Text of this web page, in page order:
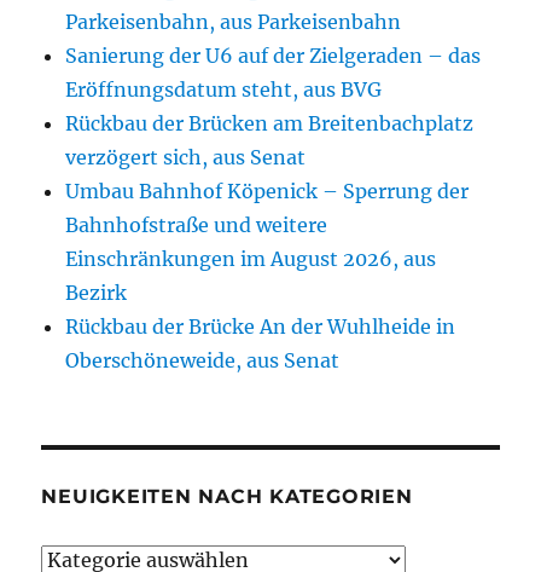
Parkeisenbahn, aus Parkeisenbahn
Sanierung der U6 auf der Zielgeraden – das
Eröffnungsdatum steht, aus BVG
Rückbau der Brücken am Breitenbachplatz
verzögert sich, aus Senat
Umbau Bahnhof Köpenick – Sperrung der
Bahnhofstraße und weitere
Einschränkungen im August 2026, aus
Bezirk
Rückbau der Brücke An der Wuhlheide in
Oberschöneweide, aus Senat
NEUIGKEITEN NACH KATEGORIEN
Neuigkeiten